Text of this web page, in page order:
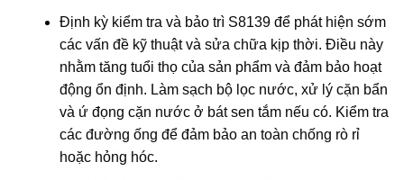
Định kỳ kiểm tra và bảo trì S8139 để phát hiện sớm
các vấn đề kỹ thuật và sửa chữa kịp thời. Điều này
nhằm tăng tuổi thọ của sản phẩm và đảm bảo hoạt
động ổn định. Làm sạch bộ lọc nước, xử lý cặn bẩn
và ứ đọng cặn nước ở bát sen tắm nếu có. Kiểm tra
các đường ống để đảm bảo an toàn chống rò rỉ
hoặc hỏng hóc.